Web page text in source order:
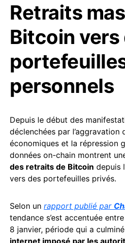
Retraits
Bitcoin vers
personnels
Depuis le début des
déclenchées par l’aggravation
économiques et la répression
données on-chain montrent
des retraits de Bitcoin depuis
vers des portefeuilles privés.
Selon un rapport publié par
tendance s’est accentuée
8 janvier, période qui a